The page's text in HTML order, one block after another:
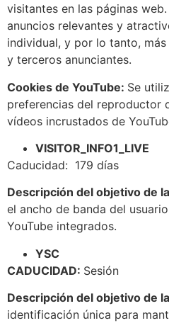
visitantes en las páginas
anuncios relevantes y
individual, y por lo tanto,
y terceros anunciantes.
Cookies de YouTube: Se
preferencias del reproductor
vídeos incrustados de
VISITOR_INFO1_LIVE
Caducidad: 179 días
Descripción del objetivo de
el ancho de banda del
YouTube integrados.
YSC
CADUCIDAD: Sesión
Descripción del objetivo de
identificación única para